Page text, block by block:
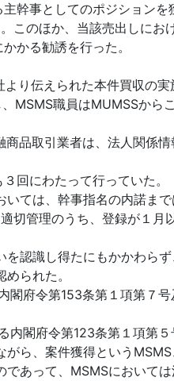
幹事としてのポジション
このほか、当該売出しにお
かる勧誘を行った。
り伝えられた本件買収の
MSMS職員はMUMSSからこ
品取引業者は、法人関係
回にわたって行っていた。
ては、幹事指名の内諾ま
管理のうち、登録が１月
認識し得たにもかかわら
られた。
府令第153条第１項第７
閣府令第123条第１項第５
ら、案件獲得という
あって、MSMSにおいて